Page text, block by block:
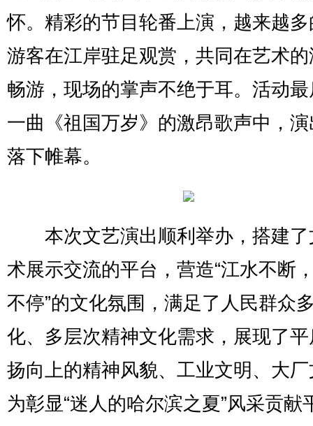
怀。精彩的节目轮番上演，越来越
游客在江岸驻足观赏，共同在艺术
畅游，现场的掌声不绝于耳。活动
一曲《祖国万岁》的激昂歌声中，
落下帷幕。
本次文艺演出顺利举办，搭建了
术展示交流的平台，营造“江水不断
不停”的文化氛围，满足了人民群众
化、多层次精神文化需求，展现了
扬向上的精神风貌、工业文明、大
为彰显“迷人的哈尔滨之夏”风采贡献